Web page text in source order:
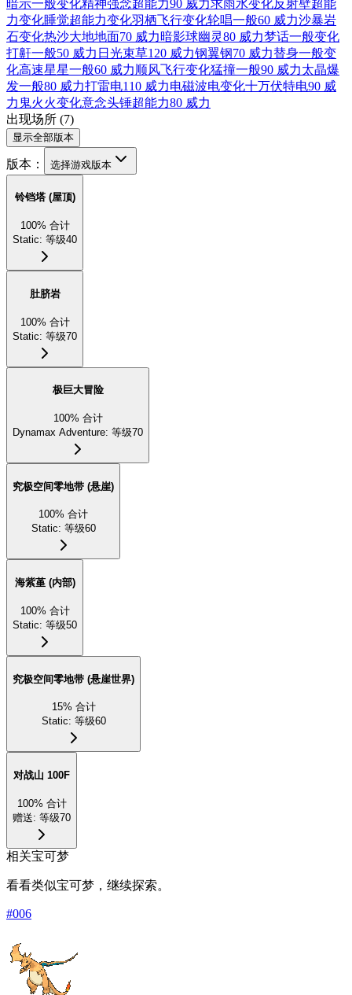
暗示一般变化精神强念超能力90 威力求雨水变化反射壁超能
力变化睡觉超能力变化羽栖飞行变化轮唱一般60 威力沙暴岩
石变化热沙大地地面70 威力暗影球幽灵80 威力梦话一般变化
打鼾一般50 威力 日光束草120 威力钢翼钢70 威力替身一般变
化高速星星一般60 威力顺风飞行变化猛撞一般90 威力太晶爆
发一般80 威力打雷电110 威力电磁波电变化十万伏特电90 威
力 鬼火火变化意念头锤超能力80 威力
出现场所 (7)
显示全部版本
版本： 选择游戏版本
铃铛塔 (屋顶)
100% 合计
Static: 等级40
肚脐岩
100% 合计
Static: 等级70
极巨大冒险
100% 合计
Dynamax Adventure: 等级70
究极空间零地带 (悬崖)
100% 合计
Static: 等级60
海紫堇 (内部)
100% 合计
Static: 等级50
究极空间零地带 (悬崖世界)
15% 合计
Static: 等级60
对战山 100F
100% 合计
赠送: 等级70
相关宝可梦
看看类似宝可梦，继续探索。
#006